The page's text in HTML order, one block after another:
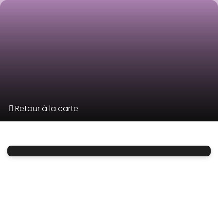
Retour à la carte